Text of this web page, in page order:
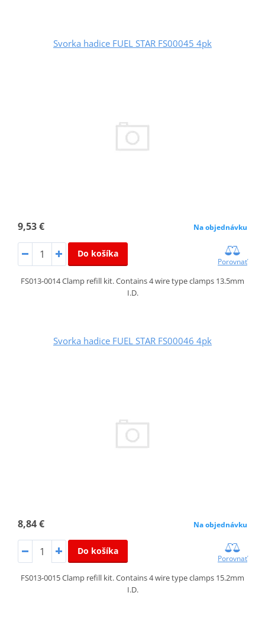
Svorka hadice FUEL STAR FS00045 4pk
9,53 € Na objednávku
Do košíka
Porovnať
FS013-0014 Clamp refill kit. Contains 4 wire type clamps 13.5mm
I.D.
Svorka hadice FUEL STAR FS00046 4pk
8,84 € Na objednávku
Do košíka
Porovnať
FS013-0015 Clamp refill kit. Contains 4 wire type clamps 15.2mm
I.D.